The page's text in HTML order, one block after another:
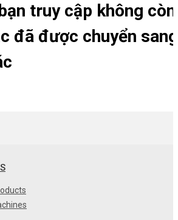
truy cập không còn
đã được chuyển sang